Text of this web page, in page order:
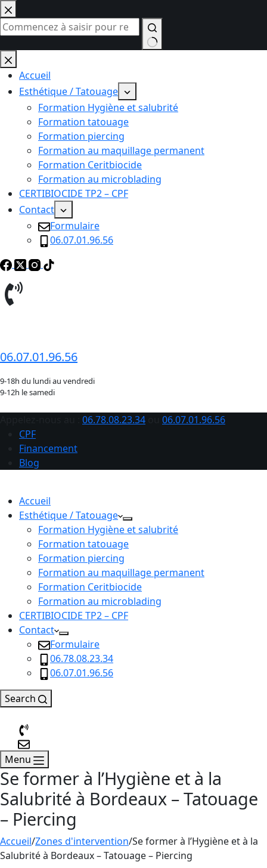
Passer
au
contenu
Aucun
résultatAccueil
Esthétique / Tatouage
Formation Hygiène et salubrité
Formation tatouage
Formation piercing
Formation au maquillage permanent
Formation Ceritbiocide
Formation au microblading
CERTIBIOCIDE TP2 – CPF
Contact
Formulaire
06.07.01.96.56
06.07.01.96.56
9-18h du lundi au vendredi
9-12h le samedi
06.78.08.23.34
06.07.01.96.56
CPF
Financement
Blog
Accueil
Esthétique / Tatouage
Formation Hygiène et salubrité
Formation tatouage
Formation piercing
Formation au maquillage permanent
Formation Ceritbiocide
Formation au microblading
CERTIBIOCIDE TP2 – CPF
Contact
Formulaire
06.78.08.23.34
06.07.01.96.56
Search
Menu
Se former à l’Hygiène et à la
Salubrité à Bordeaux – Tatouage
– Piercing
Accueil/Zones d'intervention/Se former à l’Hygiène et à la
Salubrité à Bordeaux – Tatouage – Piercing